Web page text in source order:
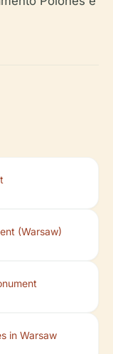
(Warsaw)
in Warsaw